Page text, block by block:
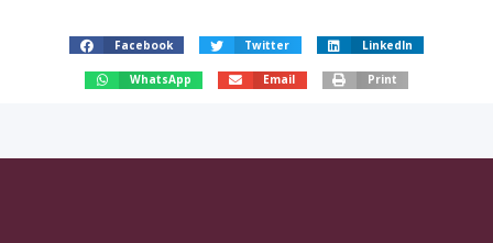
Facebook Twitter LinkedIn
WhatsApp Email Print